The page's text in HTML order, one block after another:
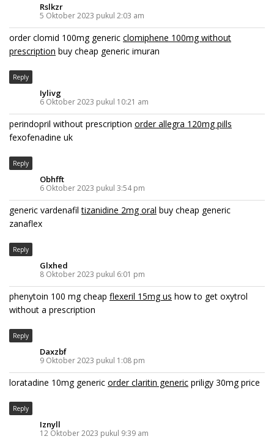
Rslkzr
5 Oktober 2023 pukul 2:03 am
order clomid 100mg generic clomiphene 100mg without
prescription buy cheap generic imuran
Reply
Iylivg
6 Oktober 2023 pukul 10:21 am
perindopril without prescription order allegra 120mg pills
fexofenadine uk
Reply
Obhfft
6 Oktober 2023 pukul 3:54 pm
generic vardenafiltizanidine 2mg oral buy cheap generic
zanaflex
Reply
Glxhed
8 Oktober 2023 pukul 6:01 pm
phenytoin 100 mg cheap flexeril 15mg us how to get oxytrol
without a prescription
Reply
Daxzbf
9 Oktober 2023 pukul 1:08 pm
loratadine 10mg generic order claritin generic priligy 30mg price
Reply
Iznyll
12 Oktober 2023 pukul 9:39 am